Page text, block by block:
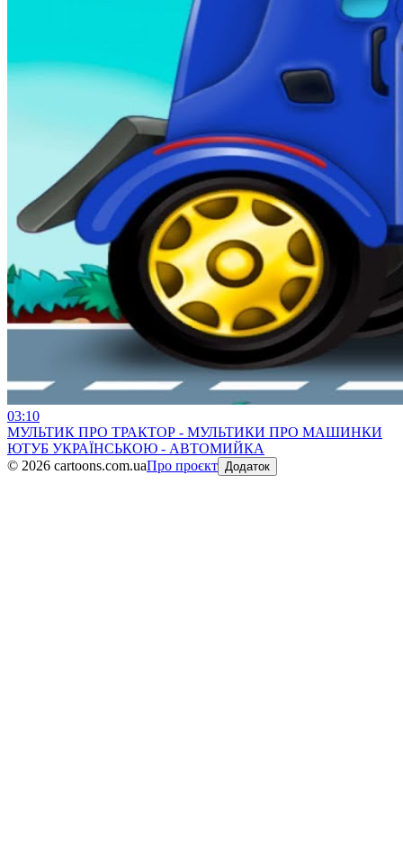
03:10
МУЛЬТИК ПРО ТРАКТОР - МУЛЬТИКИ ПРО МАШИНКИ
ЮТУБ УКРАЇНСЬКОЮ - АВТОМИЙКА
© 2026 cartoons.com.uaПро проєкт Додаток